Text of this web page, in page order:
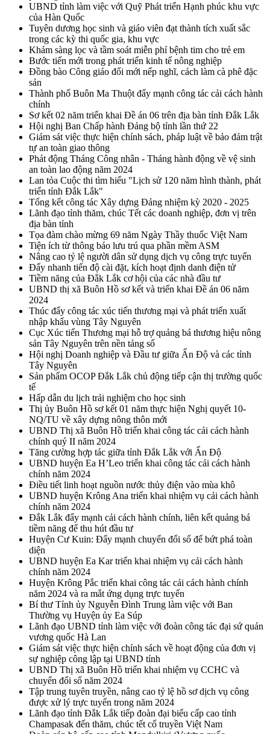
UBND tỉnh làm việc với Quỹ Phát triển Hạnh phúc khu vực
của Hàn Quốc
Tuyên dương học sinh và giáo viên đạt thành tích xuất sắc
trong các kỳ thi quốc gia, khu vực
Khám sàng lọc và tầm soát miễn phí bệnh tim cho trẻ em
Bước tiến mới trong phát triển kinh tế nông nghiệp
Đồng bào Công giáo đổi mới nếp nghĩ, cách làm cà phê đặc
sản
Thành phố Buôn Ma Thuột đẩy mạnh công tác cải cách hành
chính
Sơ kết 02 năm triển khai Đề án 06 trên địa bàn tỉnh Đắk Lắk
Hội nghị Ban Chấp hành Đảng bộ tỉnh lần thứ 22
Giám sát việc thực hiện chính sách, pháp luật về bảo đảm trật
tự an toàn giao thông
Phát động Tháng Công nhân - Tháng hành động về vệ sinh
an toàn lao động năm 2024
Lan tỏa Cuộc thi tìm hiểu "Lịch sử 120 năm hình thành, phát
triển tỉnh Đắk Lắk"
Tổng kết công tác Xây dựng Đảng nhiệm kỳ 2020 - 2025
Lãnh đạo tỉnh thăm, chúc Tết các doanh nghiệp, đơn vị trên
địa bàn tỉnh
Tọa đàm chào mừng 69 năm Ngày Thầy thuốc Việt Nam
Tiện ích từ thông báo lưu trú qua phần mềm ASM
Nâng cao tỷ lệ người dân sử dụng dịch vụ công trực tuyến
Đẩy nhanh tiến độ cài đặt, kích hoạt định danh điện tử
Tiềm năng của Đắk Lắk cơ hội của các nhà đầu tư
UBND thị xã Buôn Hồ sơ kết và triển khai Đề án 06 năm
2024
Thúc đẩy công tác xúc tiến thương mại và phát triển xuất
nhập khẩu vùng Tây Nguyên
Cục Xúc tiến Thương mại hỗ trợ quảng bá thương hiệu nông
sản Tây Nguyên trên nền tảng số
Hội nghị Doanh nghiệp và Đầu tư giữa Ấn Độ và các tỉnh
Tây Nguyên
Sản phẩm OCOP Đắk Lắk chủ động tiếp cận thị trường quốc
tế
Hấp dẫn du lịch trải nghiệm cho học sinh
Thị ủy Buôn Hồ sơ kết 01 năm thực hiện Nghị quyết 10-
NQ/TU về xây dựng nông thôn mới
UBND Thị xã Buôn Hồ triển khai công tác cải cách hành
chính quý II năm 2024
Tăng cường hợp tác giữa tỉnh Đắk Lắk với Ấn Độ
UBND huyện Ea H’Leo triển khai công tác cải cách hành
chính năm 2024
Điều tiết linh hoạt nguồn nước thủy điện vào mùa khô
UBND huyện Krông Ana triển khai nhiệm vụ cải cách hành
chính năm 2024
Đắk Lắk đẩy mạnh cải cách hành chính, liên kết quảng bá
tiềm năng để thu hút đầu tư
Huyện Cư Kuin: Đẩy mạnh chuyển đổi số để bứt phá toàn
diện
UBND huyện Ea Kar triển khai nhiệm vụ cải cách hành
chính năm 2024
Huyện Krông Pắc triển khai công tác cải cách hành chính
năm 2024 và ra mắt ứng dụng trực tuyến
Bí thư Tỉnh ủy Nguyễn Đình Trung làm việc với Ban
Thường vụ Huyện ủy Ea Súp
Lãnh đạo UBND tỉnh làm việc với đoàn công tác đại sứ quán
vương quốc Hà Lan
Giám sát việc thực hiện chính sách về hoạt động của đơn vị
sự nghiệp công lập tại UBND tỉnh
UBND Thị xã Buôn Hồ triển khai nhiệm vụ CCHC và
chuyển đổi số năm 2024
Tập trung tuyên truyền, nâng cao tỷ lệ hồ sơ dịch vụ công
được xử lý trực tuyến trong năm 2024
Lãnh đạo tỉnh Đắk Lắk tiếp đoàn đại biểu cấp cao tỉnh
Champasak đến thăm, chúc tết cổ truyền Việt Nam